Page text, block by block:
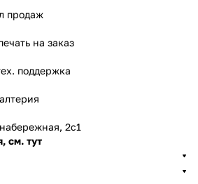
продаж
на заказ
поддержка
2с1
см. тут